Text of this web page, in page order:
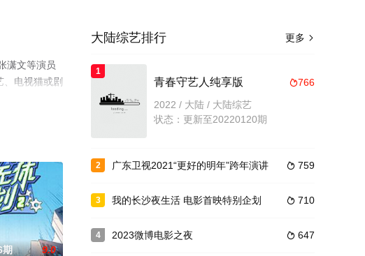
潇文等演员
、电视猫或剧
期 9.0
更多 
大陆综艺排行
1
766
青春守艺人纯享版
2022 / 大陆 / 大陆综艺
状态：更新至20220120期
2  759
广东卫视2021“更好的明年”跨年演讲
3  710
我的长沙夜生活 电影首映特别企划
4  647
2023微博电影之夜